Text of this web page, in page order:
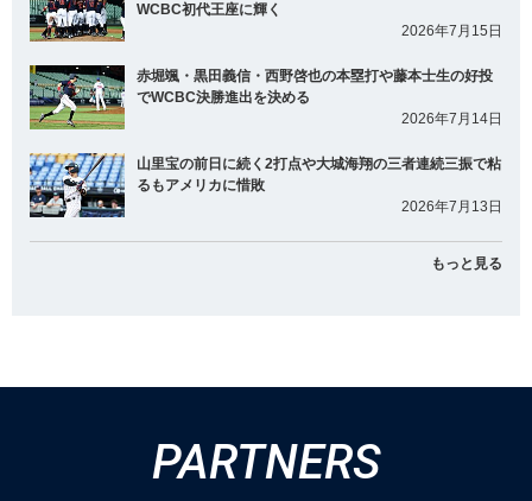
WCBC初代王座に輝く
2026年7月15日
赤堀颯・黒田義信・西野啓也の本塁打や藤本士生の好投
でWCBC決勝進出を決める
2026年7月14日
山里宝の前日に続く2打点や大城海翔の三者連続三振で粘
るもアメリカに惜敗
2026年7月13日
もっと見る
PARTNERS